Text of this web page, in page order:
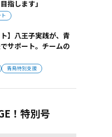
目指します」
ト】八王子実践が、青
サポート。チームの
青鳥特別支援
！特別号